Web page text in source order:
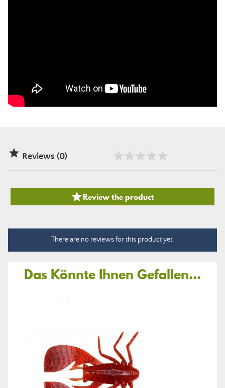
 Reviews (0)
Review the product
There are no reviews for this product yet.
Das Könnte Ihnen Gefallen...